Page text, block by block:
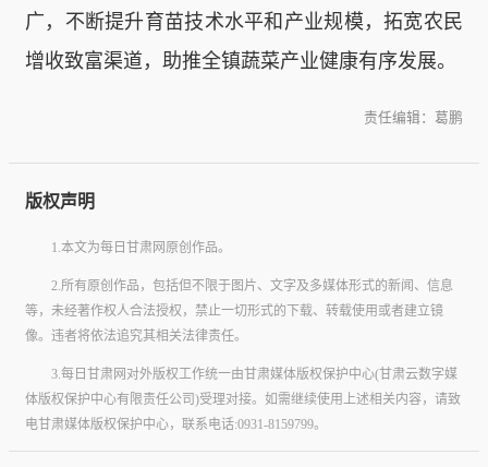
广，不断提升育苗技术水平和产业规模，拓宽农民
增收致富渠道，助推全镇蔬菜产业健康有序发展。
责任编辑：葛鹏
版权声明
1.本文为每日甘肃网原创作品。
2.所有原创作品，包括但不限于图片、文字及多媒体形式的新闻、信息
等，未经著作权人合法授权，禁止一切形式的下载、转载使用或者建立镜
像。违者将依法追究其相关法律责任。
3.每日甘肃网对外版权工作统一由甘肃媒体版权保护中心(甘肃云数字媒
体版权保护中心有限责任公司)受理对接。如需继续使用上述相关内容，请致
电甘肃媒体版权保护中心，联系电话:0931-8159799。